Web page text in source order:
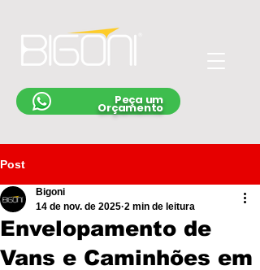
Peça um
Orçamento
Post
Envelopamento de
Vans e Caminhões em
Bigoni
14 de nov. de 2025 2 min de leitura